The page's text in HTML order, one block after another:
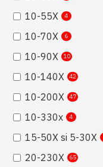
10-55X 4
10-70X 6
10-90X 10
10-140X 42
10-200X 47
10-330x 4
15-50X si 5-30X
20-230X 65